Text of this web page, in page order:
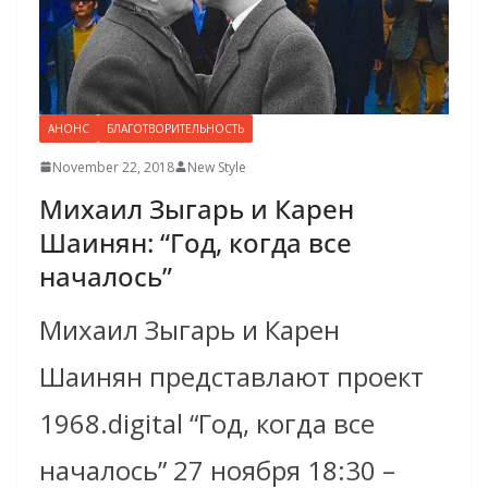
АНОНС БЛАГОТВОРИТЕЛЬНОСТЬ
November 22, 2018 New Style
Михаил Зыгарь и Карен
Шаинян: “Год, когда все
началось”
Михаил Зыгарь и Карен
Шаинян представлают проект
1968.digital “Год, когда все
началось” 27 ноября 18:30 –